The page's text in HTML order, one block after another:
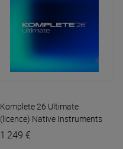
Komplete 26 Ultimate
(licence) Native Instruments
1 249 €